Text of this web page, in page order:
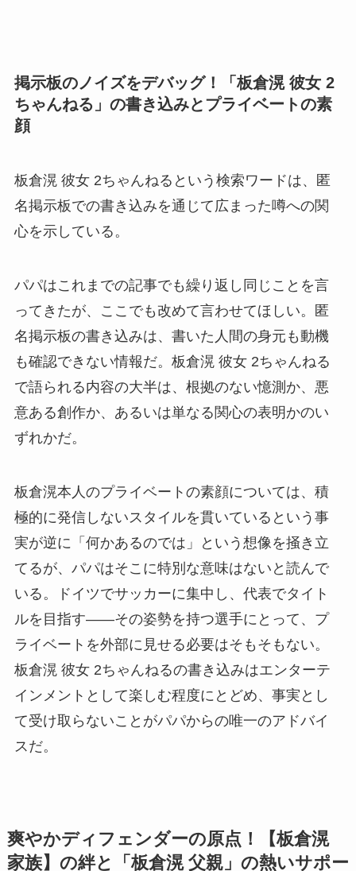
掲示板のノイズをデバッグ！「板倉滉 彼女 2
ちゃんねる」の書き込みとプライベートの素
顔
板倉滉 彼女 2ちゃんねるという検索ワードは、匿
名掲示板での書き込みを通じて広まった噂への関
心を示している。
パパはこれまでの記事でも繰り返し同じことを言
ってきたが、ここでも改めて言わせてほしい。匿
名掲示板の書き込みは、書いた人間の身元も動機
も確認できない情報だ。板倉滉 彼女 2ちゃんねる
で語られる内容の大半は、根拠のない憶測か、悪
意ある創作か、あるいは単なる関心の表明かのい
ずれかだ。
板倉滉本人のプライベートの素顔については、積
極的に発信しないスタイルを貫いているという事
実が逆に「何かあるのでは」という想像を掻き立
てるが、パパはそこに特別な意味はないと読んで
いる。ドイツでサッカーに集中し、代表でタイト
ルを目指す——その姿勢を持つ選手にとって、プ
ライベートを外部に見せる必要はそもそもない。
板倉滉 彼女 2ちゃんねるの書き込みはエンターテ
インメントとして楽しむ程度にとどめ、事実とし
て受け取らないことがパパからの唯一のアドバイ
スだ。
爽やかディフェンダーの原点！【板倉滉
家族】の絆と「板倉滉 父親」の熱いサポー